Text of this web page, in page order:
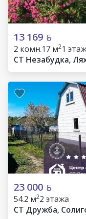
13 169
2 комн.17 м21 этаж
СТ Незабудка,
23 000
54.2 м22 этажа
СТ Дружба,